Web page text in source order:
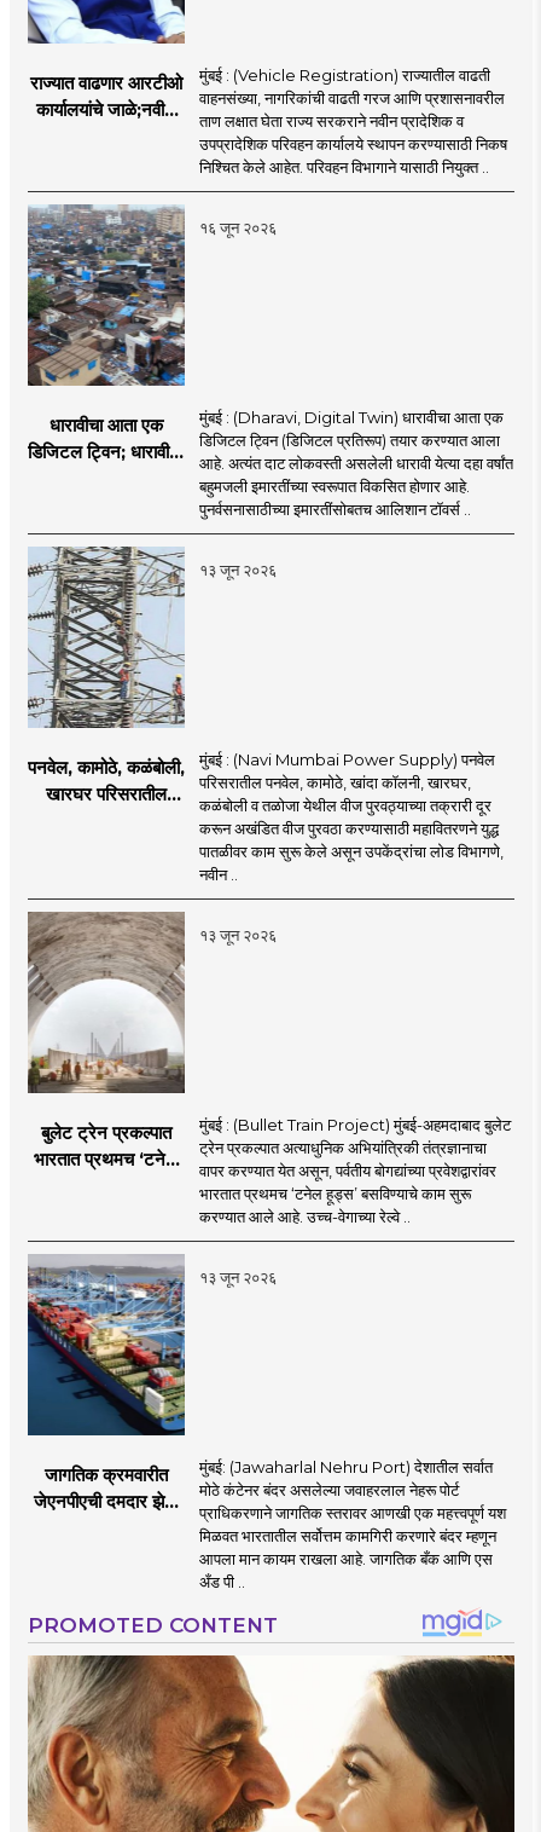
राज्यात वाढणार आरटीओ
कार्यालयांचे जाळे;नवीन
मुंबई : (Vehicle Registration) राज्यातील वाढती
वाहनसंख्या, नागरिकांची वाढती गरज आणि प्रशासनावरील
ताण लक्षात घेता राज्य सरकराने नवीन प्रादेशिक व
उपप्रादेशिक परिवहन कार्यालये स्थापन करण्यासाठी निकष
निश्चित केले आहेत. परिवहन विभागाने यासाठी नियुक्त ..
१६ जून २०२६
धारावीचा आता एक
डिजिटल ट्विन; धारावीची
मुंबई : (Dharavi, Digital Twin) धारावीचा आता एक
डिजिटल ट्विन (डिजिटल प्रतिरूप) तयार करण्यात आला
आहे. अत्यंत दाट लोकवस्ती असलेली धारावी येत्या दहा वर्षांत
बहुमजली इमारतींच्या स्वरूपात विकसित होणार आहे.
पुनर्वसनासाठीच्या इमारतींसोबतच आलिशान टॉवर्स ..
१३ जून २०२६
पनवेल, कामोठे, कळंबोली,
खारघर परिसरातील
उपाययोजना
मुंबई : (Navi Mumbai Power Supply) पनवेल
परिसरातील पनवेल, कामोठे, खांदा कॉलनी, खारघर,
कळंबोली व तळोजा येथील वीज पुरवठ्याच्या तक्रारी दूर
करून अखंडित वीज पुरवठा करण्यासाठी महावितरणने युद्ध
पातळीवर काम सुरू केले असून उपकेंद्रांचा लोड विभागणे,
नवीन ..
१३ जून २०२६
बुलेट ट्रेन प्रकल्पात
भारतात प्रथमच ‘टनेल
आवाजावर
नियंत्रण;प्रवास अधिक
सुरक्षित व आरामदायी
होणार
मुंबई : (Bullet Train Project) मुंबई-अहमदाबाद बुलेट
ट्रेन प्रकल्पात अत्याधुनिक अभियांत्रिकी तंत्रज्ञानाचा
वापर करण्यात येत असून, पर्वतीय बोगद्यांच्या प्रवेशद्वारांवर
भारतात प्रथमच ‘टनेल हूड्स’ बसविण्याचे काम सुरू
करण्यात आले आहे. उच्च-वेगाच्या रेल्वे ..
१३ जून २०२६
जागतिक क्रमवारीत
जेएनपीएची दमदार झेप;
मुंबई: (Jawaharlal Nehru Port) देशातील सर्वात
मोठे कंटेनर बंदर असलेल्या जवाहरलाल नेहरू पोर्ट
प्राधिकरणाने जागतिक स्तरावर आणखी एक महत्त्वपूर्ण यश
मिळवत भारतातील सर्वोत्तम कामगिरी करणारे बंदर म्हणून
आपला मान कायम राखला आहे. जागतिक बँक आणि एस
अँड पी ..